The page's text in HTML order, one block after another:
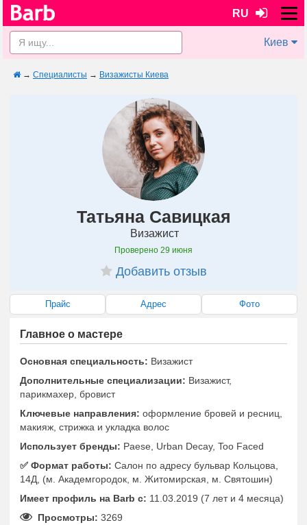
RU
Киев
→ Специалисты → Визажисты Киева
Татьяна Савицкая
Визажист
Проверено 29 июня
Добавить отзыв
Прайс Адрес Фото
Главное о мастере
Основная специальность: Визажист
Дополнительные специализации: Визажист,
парикмахер, бровист
Ключевые направления: оформление бровей и ресниц,
макияж, стрижка и укладка волос
Использует бренды: Paese, Urban Decay, Too Faced
✅️ Формат работы: Салон по адресу бульвар Кольцова,
14Д, (м. Академгородок, м. Житомирская, м. Святошин)
Имеет профиль на Barb c: 11.03.2019 (7 лет и 4 месяца)
Просмотры: 3269